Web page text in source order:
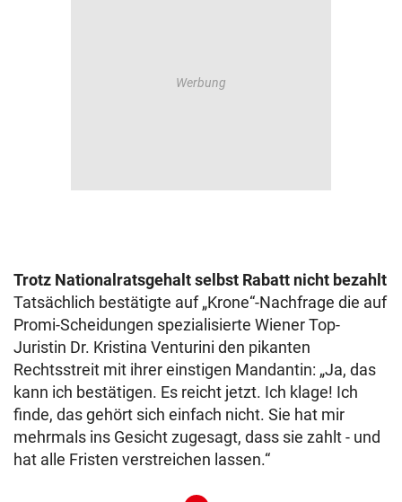
Trotz Nationalratsgehalt selbst Rabatt nicht bezahlt
Tatsächlich bestätigte auf „Krone“-Nachfrage die auf
Promi-Scheidungen spezialisierte Wiener Top-
Juristin Dr. Kristina Venturini den pikanten
Rechtsstreit mit ihrer einstigen Mandantin: „Ja, das
kann ich bestätigen. Es reicht jetzt. Ich klage! Ich
finde, das gehört sich einfach nicht. Sie hat mir
mehrmals ins Gesicht zugesagt, dass sie zahlt - und
hat alle Fristen verstreichen lassen.“